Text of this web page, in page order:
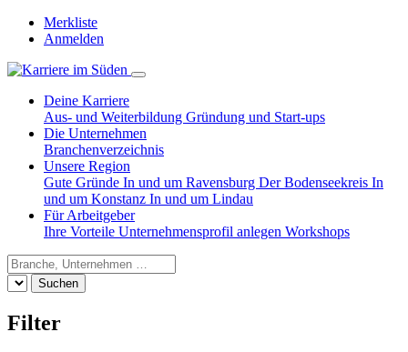
Merkliste
Anmelden
Deine Karriere
Aus- und Weiterbildung Gründung und Start-ups
Die Unternehmen
Branchenverzeichnis
Unsere Region
Gute Gründe In und um Ravensburg Der Bodenseekreis In
und um Konstanz In und um Lindau
Für Arbeitgeber
Ihre Vorteile Unternehmensprofil anlegen Workshops
Suchen
Filter